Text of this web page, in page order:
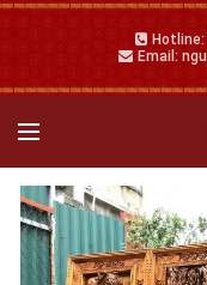
Email: